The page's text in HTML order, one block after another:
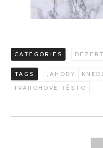
CATEGORIES
TAGS JAHODY
TVAROHOVÉ TĚSTO